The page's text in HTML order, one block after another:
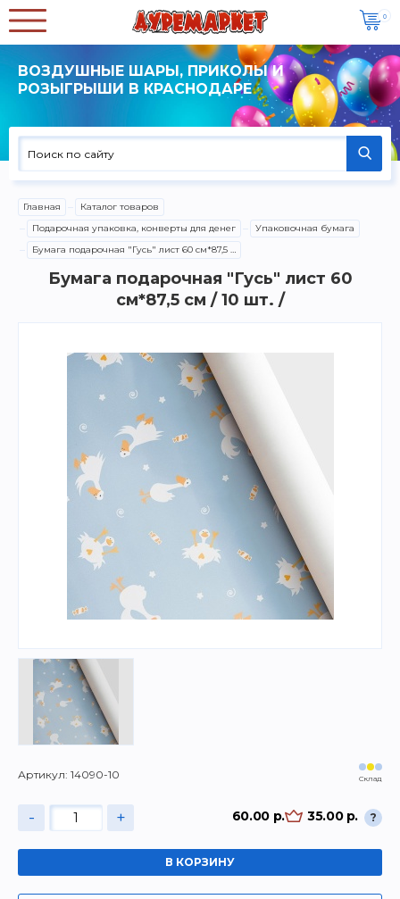
0
ВОЗДУШНЫЕ ШАРЫ, ПРИКОЛЫ И
РОЗЫГРЫШИ В КРАСНОДАРЕ
Главная
Каталог товаров
Подарочная упаковка, конверты для денег
Упаковочная бумага
Бумага подарочная "Гусь" лист 60 см*87,5 см / 10 шт. /
Бумага подарочная "Гусь" лист 60
см*87,5 см / 10 шт. /
Артикул: 14090-10 Склад
- + 60.00 р. 35.00 р. ?
В КОРЗИНУ